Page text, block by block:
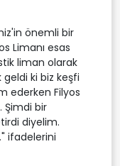
önemli bir
Limanı esas
liman olarak
ki biz keşfi
ederken Filyos
Şimdi bir
diyelim.
ifadelerini